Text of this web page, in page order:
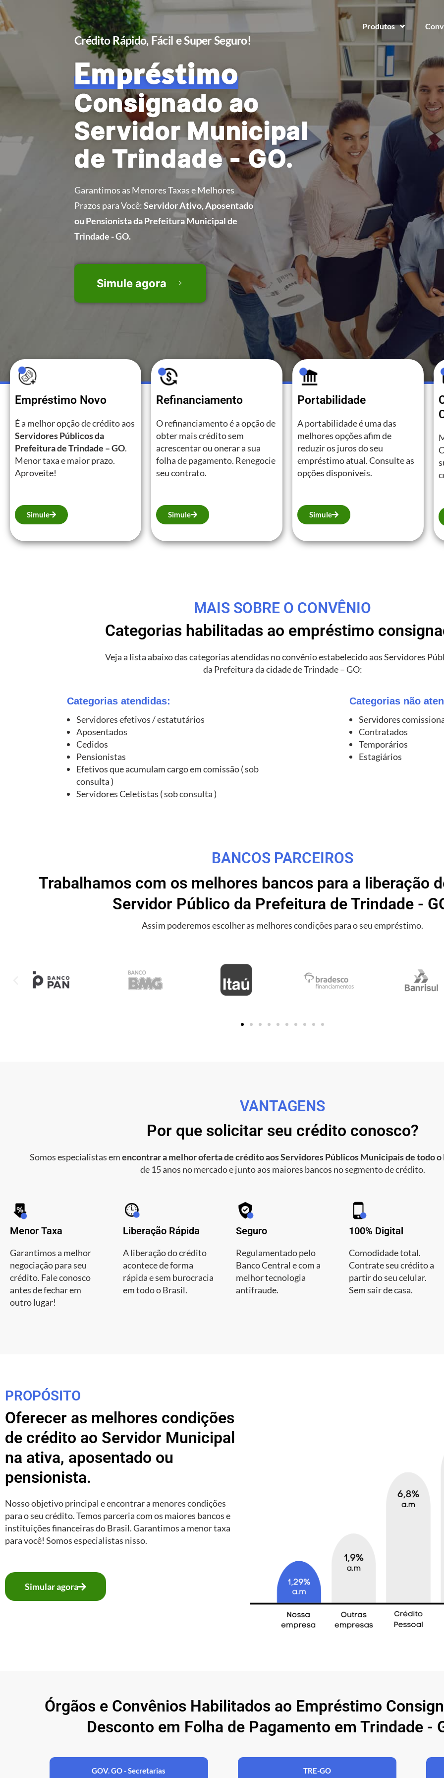
Produtos
Crédito Rápido, Fácil e Super Seguro!
Empréstimo
Consignado ao
Servidor Municipal
de Trindade - GO.
Garantimos as Menores Taxas e Melhores
Prazos para Você:Servidor Ativo, Aposentado
ou Pensionista da Prefeitura Municipal de
Trindade - GO.
Simule agora
Empréstimo Novo
É a melhor opção de crédito aos
Servidores Públicos da
Prefeitura de Trindade – GO.
Menor taxa e maior prazo.
Aproveite!
Simule
Refinanciamento
O refinanciamento é a opção de
obter mais crédito sem
acrescentar ou onerar a sua
folha de pagamento. Renegocie
seu contrato.
Simule
Portabilidade
A portabilidade é uma das
melhores opções afim de
reduzir os juros do seu
empréstimo atual. Consulte as
opções disponíveis.
Simule
MAIS SOBRE O CONVÊNIO
Categorias habilitadas ao empréstimo
Veja a lista abaixo das categorias atendidas no convênio estabelecido aos Servidores
da Prefeitura da cidade de Trindade – GO:
Categorias atendidas:
Servidores efetivos / estatutários
Aposentados
Cedidos
Pensionistas
Efetivos que acumulam cargo em comissão ( sob
consulta )
Servidores Celetistas ( sob consulta )
Categorias não
Servidores
Contratados
Temporários
Estagiários
BANCOS PARCEIROS
Trabalhamos com os melhores bancos para a liberação
Servidor Público da Prefeitura de Trindade -
Assim poderemos escolher as melhores condições para o seu empréstimo.
VANTAGENS
Por que solicitar seu crédito conosco?
Somos especialistas emencontrar a melhor oferta de crédito aos Servidores Públicos Municipais de todo o
de 15 anos no mercado e junto aos maiores bancos no segmento de crédito.
Menor Taxa
Garantimos a melhor
negociação para seu
crédito. Fale conosco
antes de fechar em
outro lugar!
Liberação Rápida
A liberação do crédito
acontece de forma
rápida e sem burocracia
em todo o Brasil.
Seguro
Regulamentado pelo
Banco Central e com a
melhor tecnologia
antifraude.
100% Digital
Comodidade total.
Contrate seu crédito a
partir do seu celular.
Sem sair de casa.
PROPÓSITO
Oferecer as melhores condições
de crédito ao Servidor Municipal
na ativa, aposentado ou
pensionista.
Nosso objetivo principal e encontrar a menores condições
para o seu crédito. Temos parceria com os maiores bancos e
instituições financeiras do Brasil. Garantimos a menor taxa
para você! Somos especialistas nisso.
Simular agora
Órgãos e Convênios Habilitados ao Empréstimo
Desconto em Folha de Pagamento em Trindade -
GOV. GO - Secretarias TRE-GO